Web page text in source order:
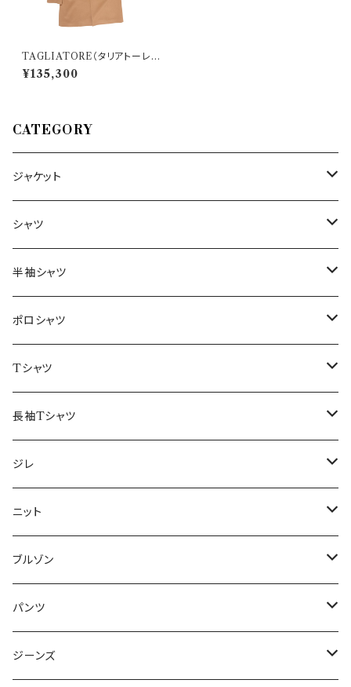
TAGLIATORE（タリアトーレ）
コート CSBM13X 30629
¥135,300
CATEGORY
ジャケット
～44/S
46/M
48/L
50/XL～
シャツ
～44/S
46/M
48/L
50/XL～
半袖シャツ
～44/S
46/M
48/L
50/XL～
ポロシャツ
～44/S
46/M
48/L
50/XL～
Tシャツ
～44/S
46/M
48/L
50/XL～
長袖Tシャツ
～44/S
46/M
48/L
50/XL～
ジレ
～44/S
46/M
48/L
50/XL～
ニット
～44/S
46/M
48/L
ブルゾン
～44/S
46/M
パンツ
～44/S
ジーンズ